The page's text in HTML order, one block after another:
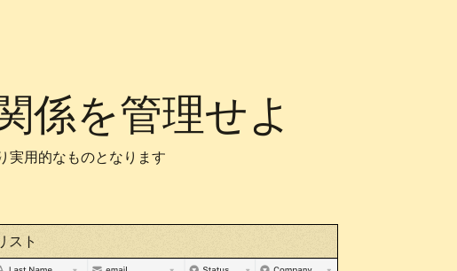
係を管理せよ
実用的なものとなります
スト